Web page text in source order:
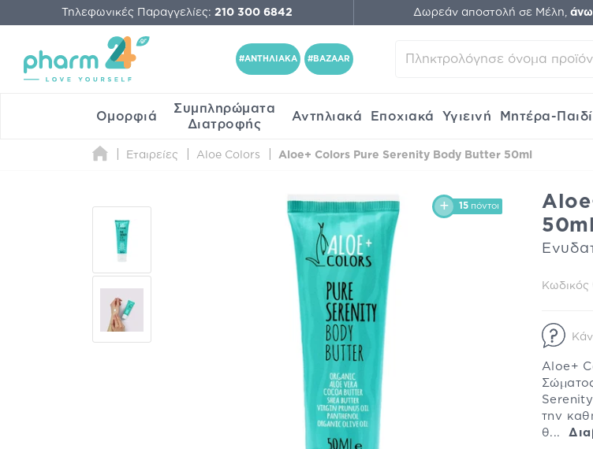
Τηλεφωνικές Παραγγελίες: 210 300 6842 Δωρεάν αποστολή σε Μέλη,
#ΑΝΤΗΛΙΑΚΑ #BAZAAR
Ομορφιά
Συμπληρώματα
Διατροφής
Αντηλιακά Εποχιακά Υγιεινή Μητέρα-Παιδί
Εταιρείες Aloe Colors Aloe+ Colors Pure Serenity Body Butter 50ml
15 πόντοι
50ml
Κωδικός
Aloe+
την
θ...